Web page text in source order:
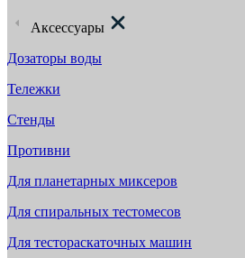
Аксессуары
Дозаторы воды
Тележки
Стенды
Противни
Для планетарных миксеров
Для спиральных тестомесов
Для тестораскаточных машин